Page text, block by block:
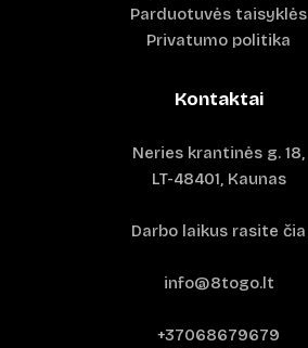
Parduotuvės taisyklės
Privatumo politika
Kontaktai
Neries krantinės g. 18,
LT-48401, Kaunas
Darbo laikus rasite čia
info@8togo.lt
+37068679679